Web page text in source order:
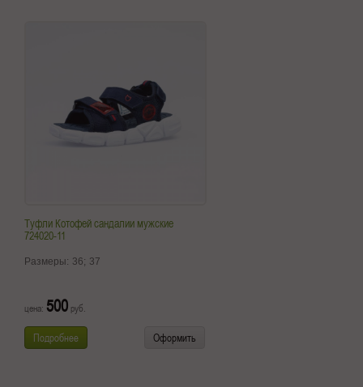
Туфли Котофей сандалии мужские
724020-11
Размеры: 36; 37
цена: 500 руб.
Подробнее Оформить